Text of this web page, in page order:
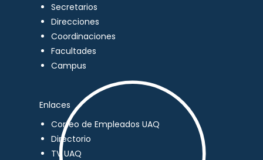
Secretarios
Direcciones
Coordinaciones
Facultades
Campus
Enlaces
Correo de Empleados UAQ
Directorio
TV UAQ